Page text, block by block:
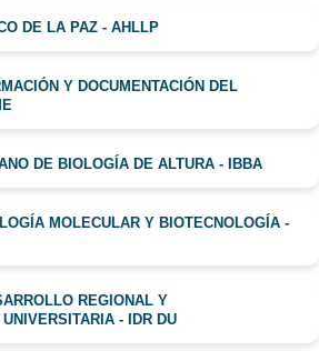
DE LA PAZ - AHLLP
Y DOCUMENTACIÓN DEL
DE BIOLOGÍA DE ALTURA - IBBA
MOLECULAR Y BIOTECNOLOGÍA -
REGIONAL Y
- IDR DU